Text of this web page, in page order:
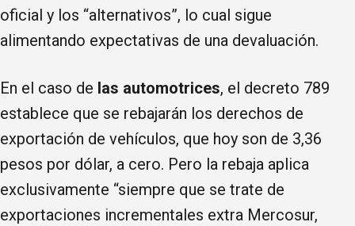
oficial y los “alternativos”, lo cual sigue
alimentando expectativas de una devaluación.
En el caso de las automotrices, el decreto 789
establece que se rebajarán los derechos de
exportación de vehículos, que hoy son de 3,36
pesos por dólar, a cero. Pero la rebaja aplica
exclusivamente “siempre que se trate de
exportaciones incrementales extra Mercosur,